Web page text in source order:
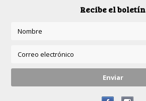
Recibe el boletín